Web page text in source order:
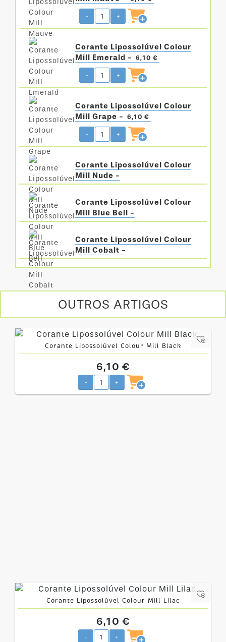
- +
Corante Lipossolúvel Colour
Mill Emerald -
6,10 €
- +
Corante Lipossolúvel Colour
Mill Grape -
6,10 €
- +
Corante Lipossolúvel Colour
Mill Nude -
Corante Lipossolúvel Colour
Mill Blue Bell -
Corante Lipossolúvel Colour
Mill Cobalt -
OUTROS ARTIGOS
Corante Lipossolúvel Colour Mill Black
6,10 €
- +
Corante Lipossolúvel Colour Mill Lilac
6,10 €
- +